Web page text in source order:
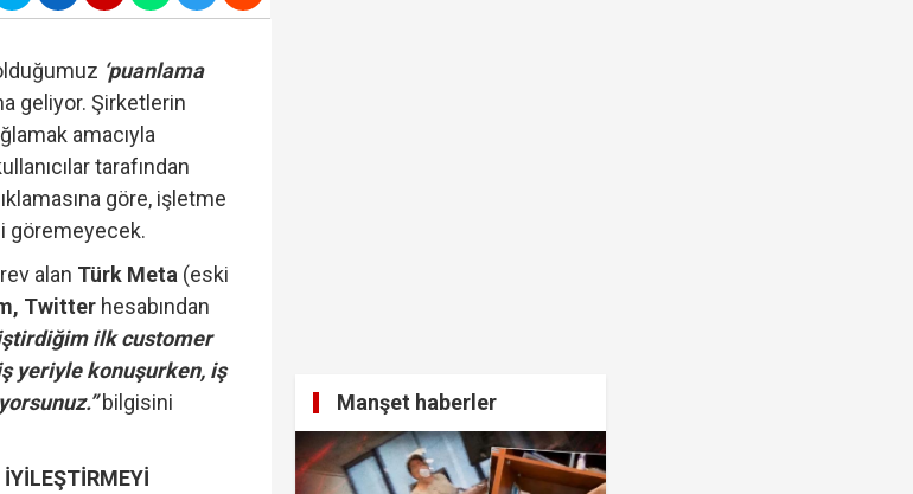
‘puanlama
geliyor. Şirketlerin
amacıyla
tarafından
göre, işletme
göremeyecek.
alan Türk Meta (eski
Twitter hesabından
ilk customer
yeriyle konuşurken, iş
bilgisini
Manşet haberler